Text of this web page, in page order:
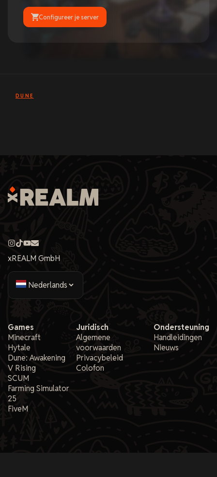
Configureer je server
DUNE
xREALM GmbH
Games
Minecraft
Hytale
Dune: Awakening
V Rising
SCUM
Farming Simulator
25
FiveM
Juridisch
Algemene
voorwaarden
Privacybeleid
Colofon
Ondersteuning
Handleidingen
Nieuws